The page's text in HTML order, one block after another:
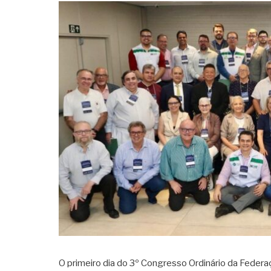
O primeiro dia do 3º Congresso Ordinário da